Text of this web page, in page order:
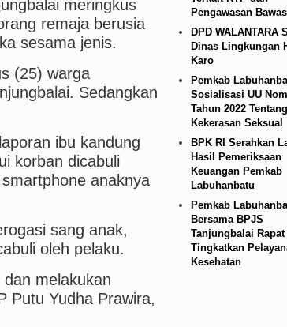
meringkus
remaja berusia
sesama jenis.
(25) warga
Sedangkan
ibu kandung
korban dicabuli
anaknya
sang anak,
oleh pelaku.
melakukan
Putu Yudha Prawira,
Pengawasan
DPD WALANTARA
Dinas Lingkungan
Karo
Pemkab
Sosialisasi UU
Tahun 2022 Tentang
Kekerasan Seksual
BPK RI Serahkan
Hasil Pemeriksaan
Keuangan Pemkab
Labuhanbatu
Pemkab
Bersama BPJS
Tanjungbalai Rapat
Tingkatkan
Kesehatan